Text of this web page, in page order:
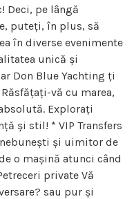
Deci, pe lângă
puteți, în plus, să
în diverse evenimente
unică și
Don Blue Yachting ți
vă cu marea,
Explorați
și stil! * VIP Transfers
și uimitor de
o mașină atunci când
private Vă
sau pur și